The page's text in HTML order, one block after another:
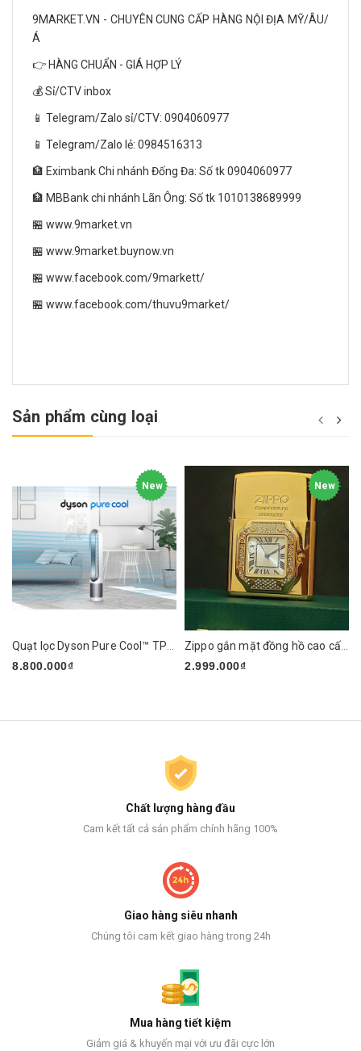
9MARKET.VN - CHUYÊN CUNG CẤP HÀNG NỘI ĐỊA MỸ/ÂU/
Á
👉 HÀNG CHUẨN - GIÁ HỢP LÝ
💰 Sỉ/CTV inbox
📱 Telegram/Zalo sỉ/CTV: 0904060977
📱 Telegram/Zalo lẻ: 0984516313
🏦 Eximbank Chi nhánh Đống Đa: Số tk 0904060977
🏦 MBBank chi nhánh Lãn Ông: Số tk 1010138689999
🏪 www.9market.vn
🏪 www.9market.buynow.vn
🏪 www.facebook.com/9markett/
🏪 www.facebook.com/thuvu9market/
Sản phẩm cùng loại
New
8.800.000₫
New
Zippo gắn mặt đồng hồ cao cấp ZN295
2.999.000₫
Chất lượng hàng đầu
Cam kết tất cả sản phẩm chính hãng 100%
Giao hàng siêu nhanh
Chúng tôi cam kết giao hàng trong 24h
Mua hàng tiết kiệm
Giảm giá & khuyến mại với ưu đãi cực lớn